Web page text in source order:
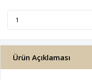
Ürün Açıklaması